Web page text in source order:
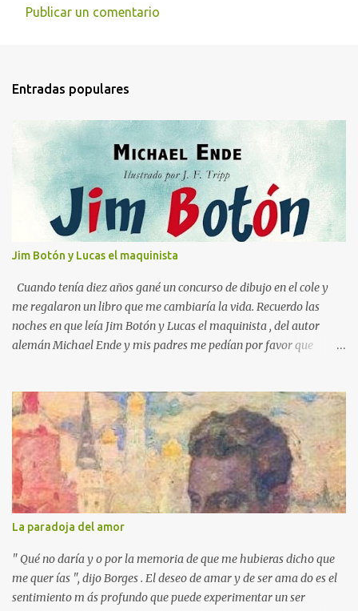
e
s
Publicar un comentario
Entradas populares
Jim Botón y Lucas el maquinista
Cuando tenía diez años gané un concurso de dibujo en el cole y
me regalaron un libro que me cambiaría la vida. Recuerdo las
noches en que leía Jim Botón y Lucas el maquinista , del autor
alemán Michael Ende y mis padres me pedían por favor que
Y no podía dejar a Jim Botón y su amigo Lucas a las puertas de la
Ciudad de los Dragones para rescatar a la Princesa china Li Si.
Ende es un maestro capaz de crear un universo de fantasía,
poblado por seres sorprendentes y lugares extraordinarios. Desde
el "gigante-aparente" Tur Tur hasta la extraña isla flotante, cada
página de esta gran novela está impregnada de una imaginación
desbordante. Además, la obra aborda temas universales como la
amistad, la justicia y la libertad. Por ejemplo, hay un momento en
que los bonzos chinos condenan a Jim y a Lucas por no tener
documentos (en una crítica social al p...
La paradoja del amor
" Qué no daría y o por la memoria de que me hubieras dicho que
me quer ías ", dijo Borges . El deseo de amar y de ser ama do es el
sentimiento m ás profundo que puede experimentar un ser